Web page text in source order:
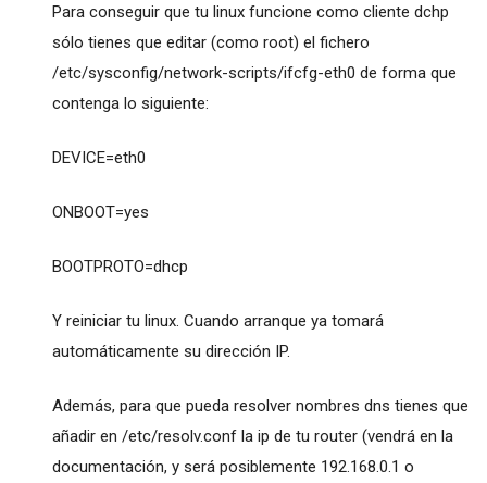
Para conseguir que tu linux funcione como cliente dchp
sólo tienes que editar (como root) el fichero
/etc/sysconfig/network-scripts/ifcfg-eth0 de forma que
contenga lo siguiente:
DEVICE=eth0
ONBOOT=yes
BOOTPROTO=dhcp
Y reiniciar tu linux. Cuando arranque ya tomará
automáticamente su dirección IP.
Además, para que pueda resolver nombres dns tienes que
añadir en /etc/resolv.conf la ip de tu router (vendrá en la
documentación, y será posiblemente 192.168.0.1 o